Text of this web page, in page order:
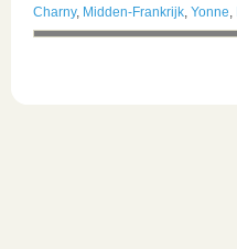
Charny, Midden-Frankrijk, Yonne,